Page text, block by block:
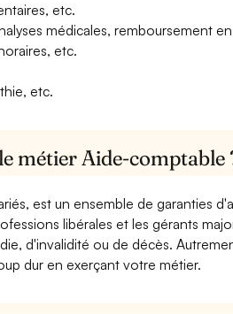
etc.
médicales, remboursement
etc.
etc.
métier Aide-comptable
est un ensemble de garanties
libérales et les gérants
d'invalidité ou de décès.
dur en exerçant votre métier.